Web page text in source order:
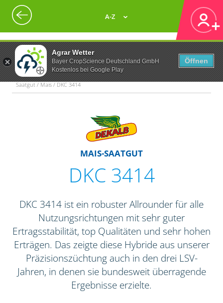
Agrar Wetter
Bayer CropScience Deutschland GmbH
Kostenlos bei Google Play
Öffnen
A-Z
Saatgut / Mais / DKC 3414
MAIS-SAATGUT
DKC 3414
DKC 3414 ist ein robuster Allrounder für alle
Nutzungsrichtungen mit sehr guter
Ertragsstabilität, top Qualitäten und sehr hohen
Erträgen. Das zeigte diese Hybride aus unserer
Präzisionszüchtung auch in den drei LSV-
Jahren, in denen sie bundesweit überragende
Ergebnisse erzielte.